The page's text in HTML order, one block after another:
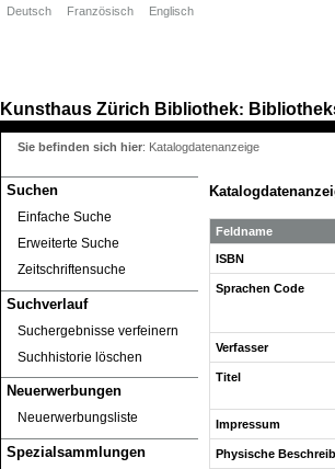
Kunsthaus Zürich Bibliothek:
Suchen
Einfache Suche
Erweiterte Suche
Zeitschriftensuche
Suchverlauf
Suchergebnisse verfeinern
Suchhistorie löschen
Neuerwerbungen
Neuerwerbungsliste
Spezialsammlungen
Deutsch Französisch Englisch
Sie befinden sich hier: Katalogdatenanzeige
Feldname
ISBN
Sprachen Code
Verfasser
Titel
Impressum
Physische